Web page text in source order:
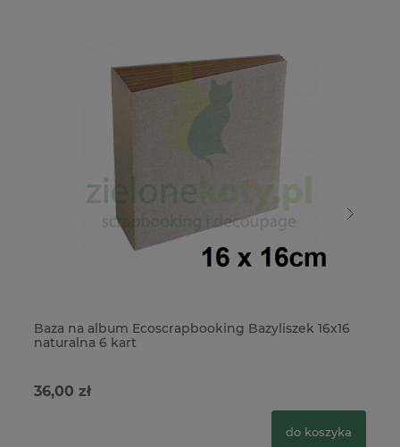
Baza na album Ecoscrapbooking Bazyliszek 16x16
naturalna 6 kart
36,00 zł
do koszyka